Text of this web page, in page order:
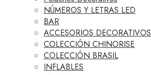
NÚMEROS Y LETRAS LED
BAR
ACCESORIOS DECORATIVOS
COLECCIÓN CHINORISE
COLECCIÓN BRASIL
INFLABLES